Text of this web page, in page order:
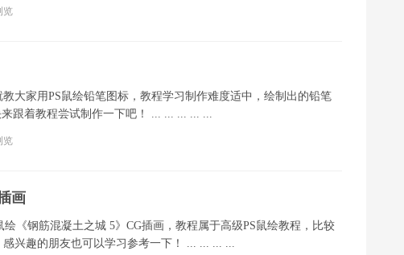
览
大家用PS鼠绘铅笔图标，教程学习制作难度适中，绘制出的铅笔
跟着教程尝试制作一下吧！ ... ... ... ... ...
览
画
《钢筋混凝土之城 5》CG插画，教程属于高级PS鼠绘教程，比较
兴趣的朋友也可以学习参考一下！ ... ... ... ...